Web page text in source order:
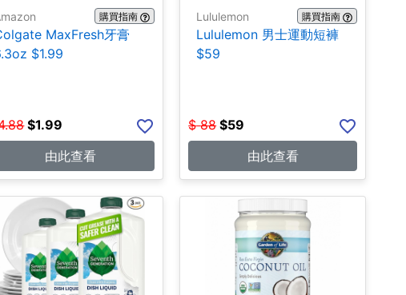
購買指南
MaxFresh牙膏
$1.99
$1.99
由此查看
Lululemon 購買指南
Lululemon 男士運動短褲
$59
$ 88 $59
由此查看